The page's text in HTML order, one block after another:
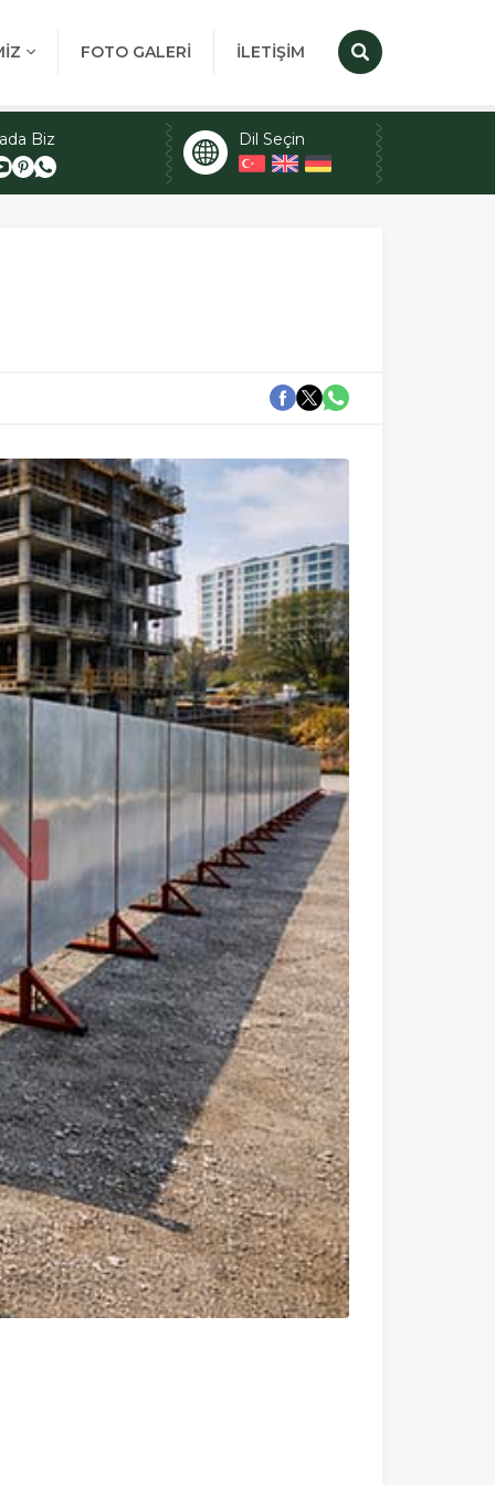
FOTO GALERİ İLETİŞİM
Biz Dil Seçin